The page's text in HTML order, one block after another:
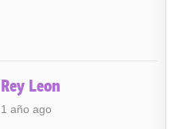
Rey Leon
1 año ago